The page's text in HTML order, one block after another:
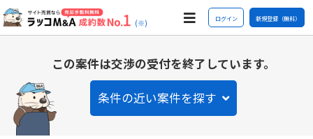
(※) ログイン 新規登録（無料）
この案件は交渉の受付を終了しています。
条件の近い案件を探す